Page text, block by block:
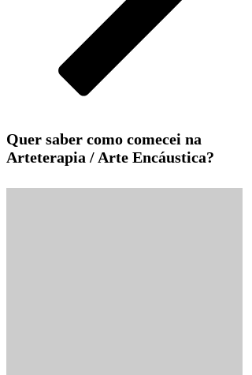
Quer saber como comecei na
Arteterapia / Arte Encáustica?